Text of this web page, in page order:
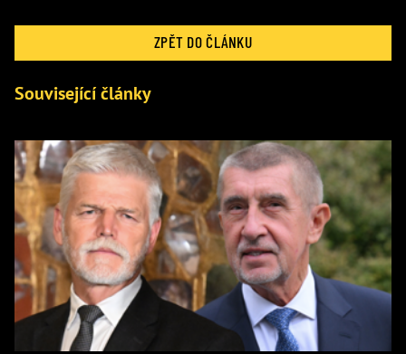
ZPĚT DO ČLÁNKU
Související články